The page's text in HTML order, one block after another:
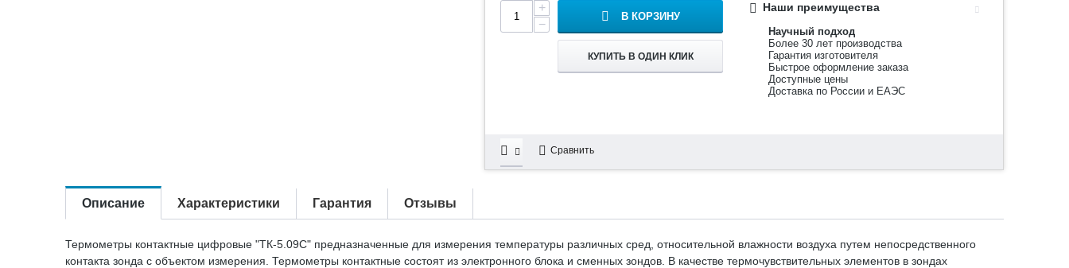
+
−
В КОРЗИНУ
КУПИТЬ В ОДИН КЛИК
Наши преимущества
Научный подход
Более 30 лет производства
Гарантия изготовителя
Быстрое оформление заказа
Доступные цены
Доставка по России и ЕАЭС
Сравнить
Описание Характеристики Гарантия Отзывы
Термометры контактные цифровые "ТК-5.09С" предназначенные для измерения температуры различных сред, относительной влажности воздуха путем непосредственного
контакта зонда с объектом измерения. Термометры контактные состоят из электронного блока и сменных зондов. В качестве термочувствительных элементов в зондах